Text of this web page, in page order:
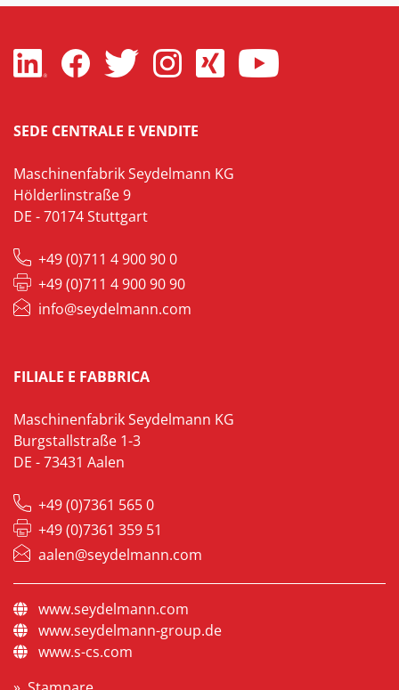
SEDE CENTRALE E VENDITE
Maschinenfabrik Seydelmann KG
Hölderlinstraße 9
DE - 70174 Stuttgart
+49 (0)711 4 900 90 0
+49 (0)711 4 900 90 90
info@seydelmann.com
FILIALE E FABBRICA
Maschinenfabrik Seydelmann KG
Burgstallstraße 1-3
DE - 73431 Aalen
+49 (0)7361 565 0
+49 (0)7361 359 51
aalen@seydelmann.com
www.seydelmann.com
www.seydelmann-group.de
www.s-cs.com